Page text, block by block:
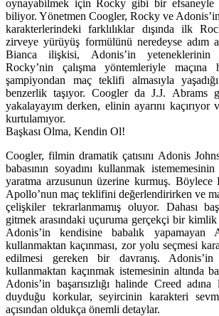
oynayabilmek için Rocky gibi bir efsaneyle
biliyor. Yönetmen Coogler, Rocky ve
karakterlerindeki farklılıklar dışında ilk
zirveye yürüyüş formülünü neredeyse adım
Bianca ilişkisi, Adonis’in yeteneklerinin
Rocky’nin çalışma yöntemleriyle maçına
şampiyondan maç teklifi almasıyla
benzerlik taşıyor. Coogler da J.J. Abrams
yakalayayım derken, elinin ayarını kaçırıyor
kurtulamıyor.
Başkası Olma, Kendin Ol!
Coogler, filmin dramatik çatısını Adonis
babasının soyadını kullanmak
yaratma arzusunun üzerine kurmuş. Böylece
Apollo’nun maç teklifini değerlendirirken ve
çelişkiler tekrarlanmamış oluyor. Dahası
gitmek arasındaki uçuruma gerçekçi bir
Adonis’in kendisine babalık yapamayan
kullanmaktan kaçınması, zor yolu seçmesi
edilmesi gereken bir davranış. Adonis’in
kullanmaktan kaçınmak istemesinin altında
Adonis’in başarısızlığı halinde Creed
duyduğu korkular, seyircinin karakteri
açısından oldukça önemli detaylar.